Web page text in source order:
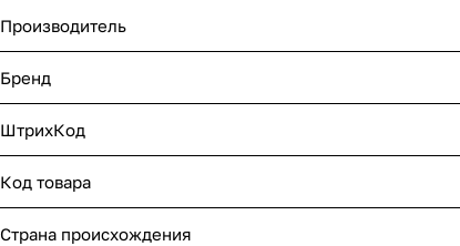
Производитель
Бренд
ШтрихКод
Код товара
Страна происхождения